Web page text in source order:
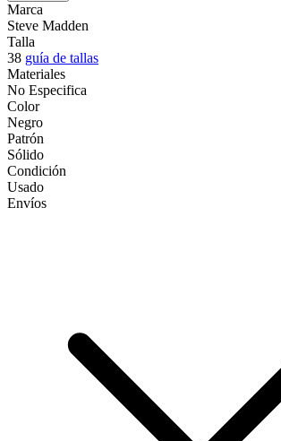
Marca
Steve Madden
Talla
38 guía de tallas
Materiales
No Especifica
Color
Negro
Patrón
Sólido
Condición
Usado
Envíos